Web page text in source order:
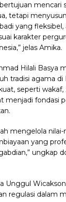
mencari
tetapi
yang fleksibel,
karakter
jelas Amika.
Hilali Basya
tradisi agama
seperti wakaf,
menjadi fondasi
mengelola
yang
ungkap
Unggul
regulasi dalam